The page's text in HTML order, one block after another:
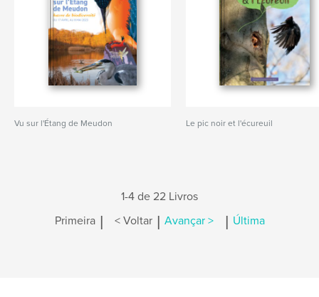
Vu sur l'Étang de Meudon Le pic noir et l'écureuil
1-4 de 22 Livros
Primeira | < Voltar | Avançar > | Última